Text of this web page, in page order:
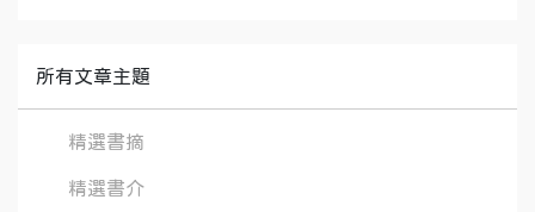
所有文章主題
精選書摘
精選書介